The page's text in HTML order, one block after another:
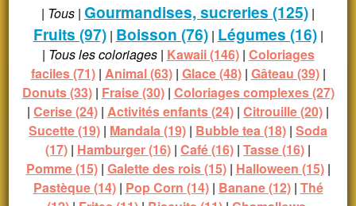
| Tous | Gourmandises, sucreries (125) |
Fruits (97)| Boisson (76)| Légumes (16)|
| Tous les coloriages| Kawaii (146)| Coloriages
faciles (71)| Animal (63)| Glace (48)| Gâteau (39)|
Donuts (33)| Fraise (30)| Coloriages complexes (27)
| Cerise (24) | Activités enfants (24) | Citrouille (20) |
Sucette (19) | Mandala (19) | Bubble tea (18) | Soda
(17) | Hamburger (16) | Café (16) | Tasse (16) |
Pomme (15)| Galette des rois (15)| Halloween (15)|
Pastèque (14)| Pop Corn (14)| Banane (12)| Thé